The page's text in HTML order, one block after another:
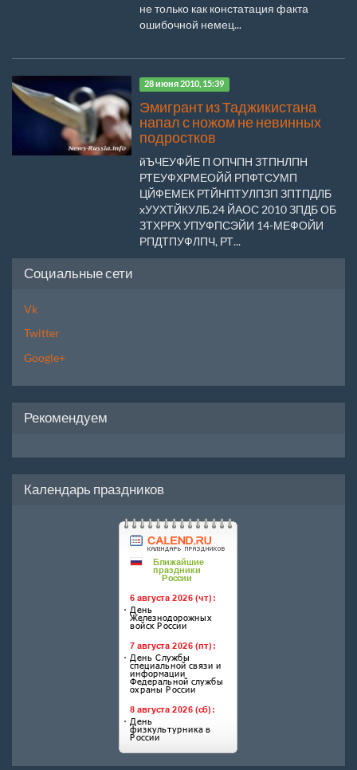
не только как констатация факта
ошибочной немец...
28 июня 2010, 15:39
Эмигрант из Таджикистана
напал с ножом не невинных
подростков
йЪЧЕУФЙЕ П ОПЧПН ЗТПНЛПН
РТЕУФХРМЕОЙЙ РПФТСУМП
ЦЙФЕМЕК РТЙНПТУЛПЗП ЗПТПДЛБ
хУУХТЙКУЛБ.24 ЙАОС 2010 ЗПДБ ОБ
ЗТХРРХ УПУФПСЭЙИ 14-МЕФОЙИ
РПДТПУФЛПЧ, РТ...
Социальные сети
Vk
Twitter
Google+
Рекомендуем
Календарь праздников